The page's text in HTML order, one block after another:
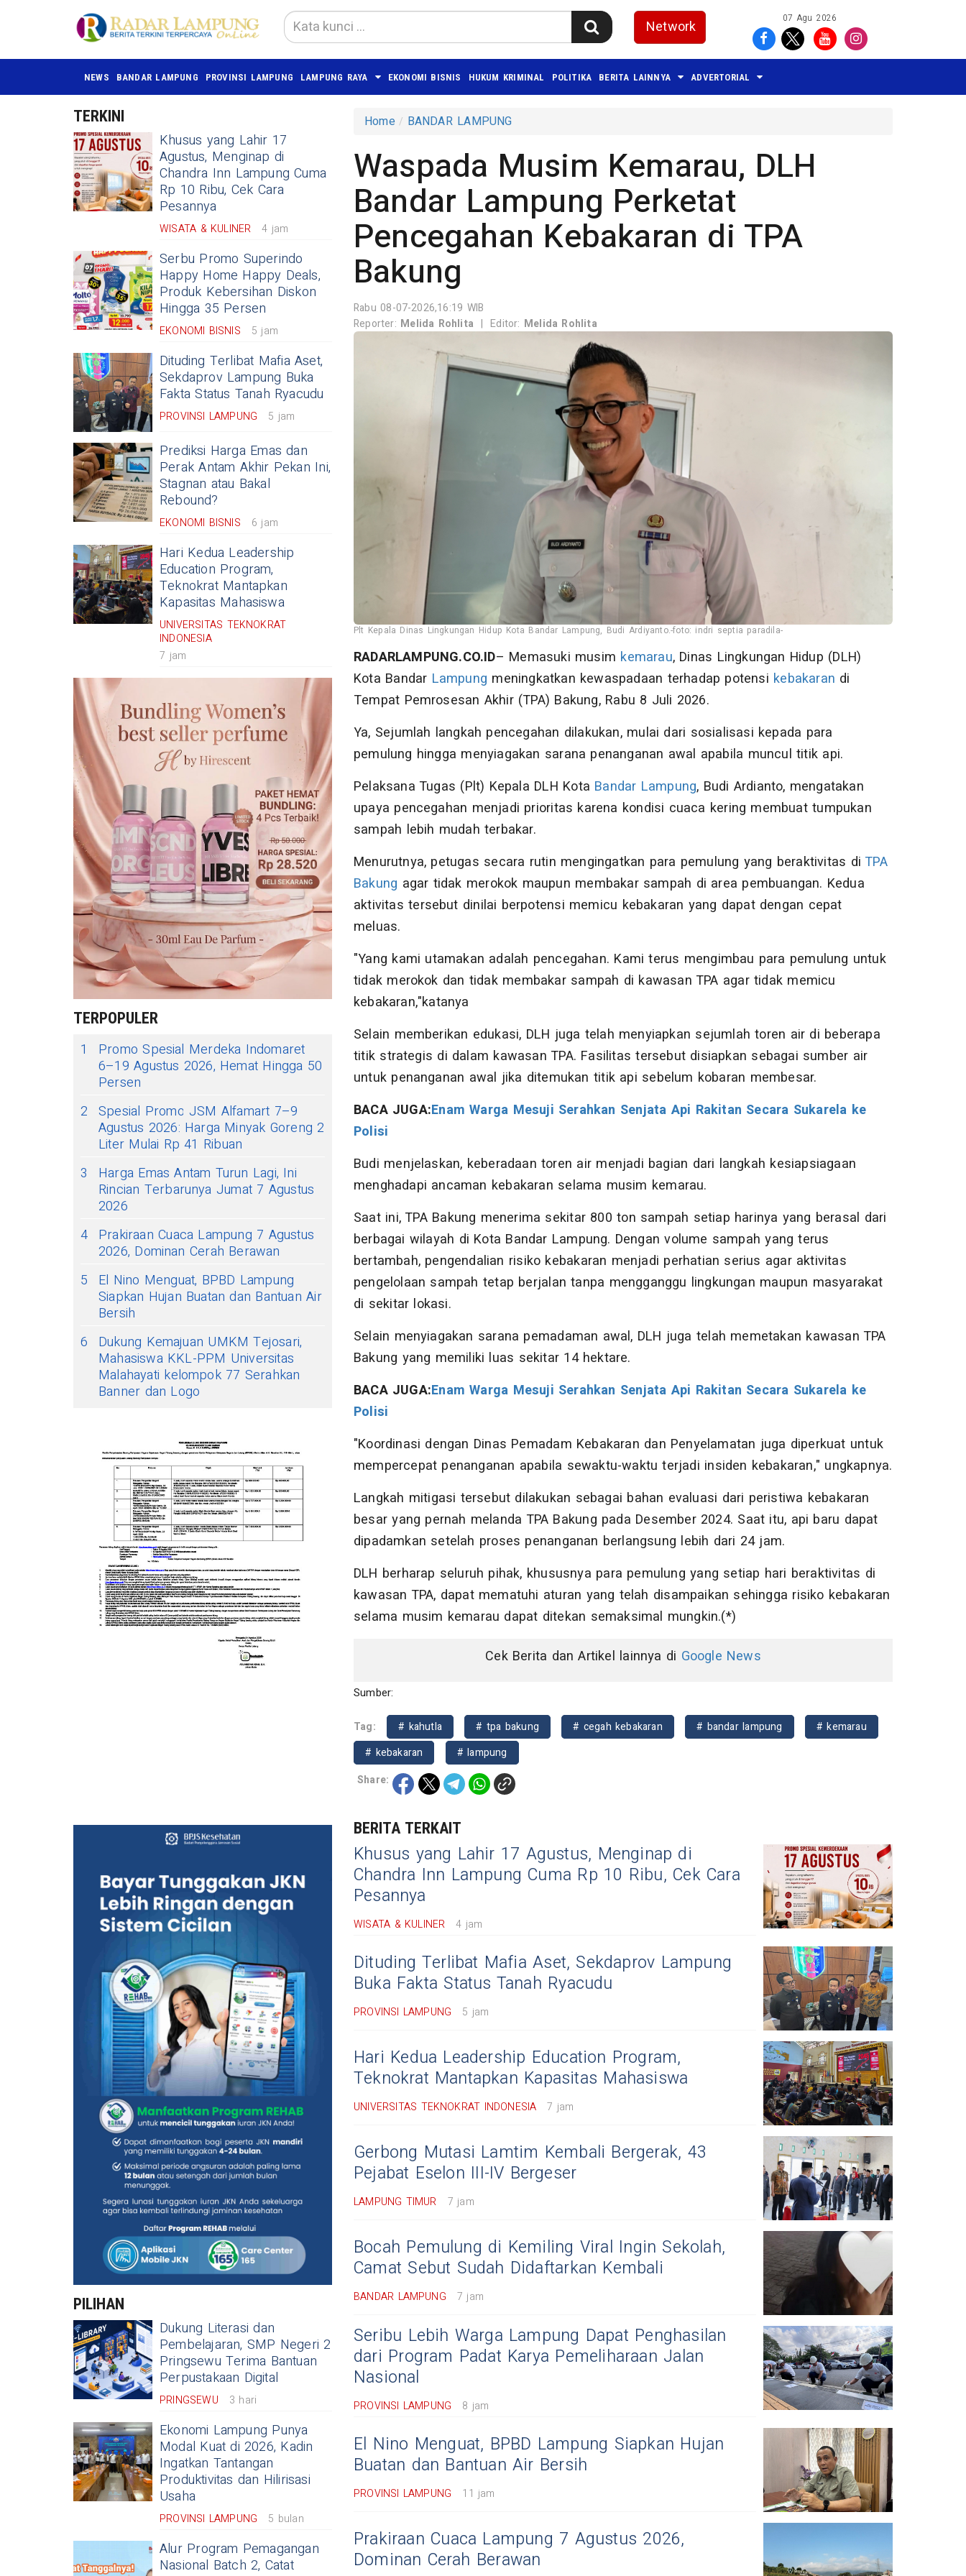
Network 07 Agu 2026
NEWS BANDAR LAMPUNG PROVINSI LAMPUNG LAMPUNG RAYA EKONOMI BISNIS HUKUM KRIMINAL POLITIKA BERITA LAINNYA ADVERTORIAL
TERKINI
Khusus yang Lahir 17
Agustus, Menginap di
Chandra Inn Lampung Cuma
Rp 10 Ribu, Cek Cara
Pesannya
WISATA & KULINER 4 jam
Serbu Promo Superindo
Happy Home Happy Deals,
Produk Kebersihan Diskon
Hingga 35 Persen
EKONOMI BISNIS 5 jam
Dituding Terlibat Mafia Aset,
Sekdaprov Lampung Buka
Fakta Status Tanah Ryacudu
PROVINSI LAMPUNG 5 jam
Prediksi Harga Emas dan
Perak Antam Akhir Pekan Ini,
Stagnan atau Bakal
Rebound?
EKONOMI BISNIS 6 jam
Hari Kedua Leadership
Education Program,
Teknokrat Mantapkan
Kapasitas Mahasiswa
UNIVERSITAS TEKNOKRAT
INDONESIA
7 jam
TERPOPULER
1
Promo Spesial Merdeka Indomaret
6–19 Agustus 2026, Hemat Hingga 50
Persen
2 Spesial Promo JSM Alfamart 7–9
Agustus 2026: Harga Minyak Goreng 2
Liter Mulai Rp 41 Ribuan
3
Harga Emas Antam Turun Lagi, Ini
Rincian Terbarunya Jumat 7 Agustus
2026
4 Prakiraan Cuaca Lampung 7 Agustus
2026, Dominan Cerah Berawan
5
El Nino Menguat, BPBD Lampung
Siapkan Hujan Buatan dan Bantuan Air
Bersih
6
Dukung Kemajuan UMKM Tejosari,
Mahasiswa KKL-PPM Universitas
Malahayati kelompok 77 Serahkan
Banner dan Logo
PILIHAN
Dukung Literasi dan
Pembelajaran, SMP Negeri 2
Pringsewu Terima Bantuan
Perpustakaan Digital
PRINGSEWU 3 hari
Ekonomi Lampung Punya
Modal Kuat di 2026, Kadin
Ingatkan Tantangan
Produktivitas dan Hilirisasi
Usaha
PROVINSI LAMPUNG 5 bulan
Alur Program Pemagangan
Nasional Batch 2, Catat
Home BANDAR LAMPUNG
Waspada Musim Kemarau, DLH
Bandar Lampung Perketat
Pencegahan Kebakaran di TPA
Bakung
Rabu 08-07-2026,16:19 WIB
Reporter: Melida Rohlita | Editor: Melida Rohlita
Plt Kepala Dinas Lingkungan Hidup Kota Bandar Lampung, Budi Ardiyanto.-foto: indri septia paradila-
RADARLAMPUNG.CO.ID– Memasuki musim kemarau, Dinas Lingkungan Hidup (DLH)
Kota Bandar Lampung meningkatkan kewaspadaan terhadap potensi kebakaran di
Tempat Pemrosesan Akhir (TPA) Bakung, Rabu 8 Juli 2026.
Ya, Sejumlah langkah pencegahan dilakukan, mulai dari sosialisasi kepada para
pemulung hingga menyiagakan sarana penanganan awal apabila muncul titik api.
Pelaksana Tugas (Plt) Kepala DLH Kota Bandar Lampung, Budi Ardianto, mengatakan
upaya pencegahan menjadi prioritas karena kondisi cuaca kering membuat tumpukan
sampah lebih mudah terbakar.
Menurutnya, petugas secara rutin mengingatkan para pemulung yang beraktivitas di TPA
Bakung agar tidak merokok maupun membakar sampah di area pembuangan. Kedua
aktivitas tersebut dinilai berpotensi memicu kebakaran yang dapat dengan cepat
meluas.
"Yang kami utamakan adalah pencegahan. Kami terus mengimbau para pemulung untuk
tidak merokok dan tidak membakar sampah di kawasan TPA agar tidak memicu
kebakaran,"katanya
Selain memberikan edukasi, DLH juga telah menyiapkan sejumlah toren air di beberapa
titik strategis di dalam kawasan TPA. Fasilitas tersebut disiapkan sebagai sumber air
untuk penanganan awal jika ditemukan titik api sebelum kobaran membesar.
BACA JUGA:Enam Warga Mesuji Serahkan Senjata Api Rakitan Secara Sukarela ke
Polisi
Budi menjelaskan, keberadaan toren air menjadi bagian dari langkah kesiapsiagaan
menghadapi ancaman kebakaran selama musim kemarau.
Saat ini, TPA Bakung menerima sekitar 800 ton sampah setiap harinya yang berasal dari
berbagai wilayah di Kota Bandar Lampung. Dengan volume sampah yang terus
bertambah, pengendalian risiko kebakaran menjadi perhatian serius agar aktivitas
pengelolaan sampah tetap berjalan tanpa mengganggu lingkungan maupun masyarakat
di sekitar lokasi.
Selain menyiagakan sarana pemadaman awal, DLH juga telah memetakan kawasan TPA
Bakung yang memiliki luas sekitar 14 hektare.
BACA JUGA:Enam Warga Mesuji Serahkan Senjata Api Rakitan Secara Sukarela ke
Polisi
"Koordinasi dengan Dinas Pemadam Kebakaran dan Penyelamatan juga diperkuat untuk
mempercepat penanganan apabila sewaktu-waktu terjadi insiden kebakaran," ungkapnya.
Langkah mitigasi tersebut dilakukan sebagai bahan evaluasi dari peristiwa kebakaran
besar yang pernah melanda TPA Bakung pada Desember 2024. Saat itu, api baru dapat
dipadamkan setelah proses penanganan berlangsung lebih dari 24 jam.
DLH berharap seluruh pihak, khususnya para pemulung yang setiap hari beraktivitas di
kawasan TPA, dapat mematuhi aturan yang telah disampaikan sehingga risiko kebakaran
selama musim kemarau dapat ditekan semaksimal mungkin.(*)
Cek Berita dan Artikel lainnya di Google News
Sumber:
Tag: # kahutla # tpa bakung # cegah kebakaran # bandar lampung
# kemarau
# kebakaran
# lampung
Share:
BERITA TERKAIT
Khusus yang Lahir 17 Agustus, Menginap di
Chandra Inn Lampung Cuma Rp 10 Ribu, Cek Cara
Pesannya
WISATA & KULINER 4 jam
Dituding Terlibat Mafia Aset, Sekdaprov Lampung
Buka Fakta Status Tanah Ryacudu
PROVINSI LAMPUNG 5 jam
Hari Kedua Leadership Education Program,
Teknokrat Mantapkan Kapasitas Mahasiswa
UNIVERSITAS TEKNOKRAT INDONESIA 7 jam
Gerbong Mutasi Lamtim Kembali Bergerak, 43
Pejabat Eselon III-IV Bergeser
LAMPUNG TIMUR 7 jam
Bocah Pemulung di Kemiling Viral Ingin Sekolah,
Camat Sebut Sudah Didaftarkan Kembali
BANDAR LAMPUNG 7 jam
Seribu Lebih Warga Lampung Dapat Penghasilan
dari Program Padat Karya Pemeliharaan Jalan
Nasional
PROVINSI LAMPUNG 8 jam
El Nino Menguat, BPBD Lampung Siapkan Hujan
Buatan dan Bantuan Air Bersih
PROVINSI LAMPUNG 11 jam
Prakiraan Cuaca Lampung 7 Agustus 2026,
Dominan Cerah Berawan